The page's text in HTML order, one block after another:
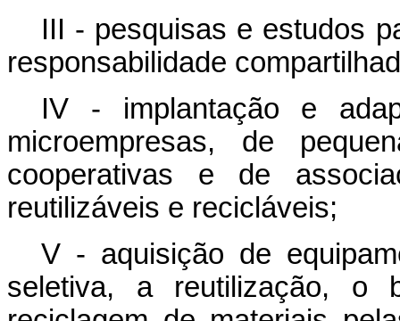
III - pesquisas e estudos
responsabilidade
IV - implantação e
microempresas, de
cooperativas e de
reutilizáveis e recicláveis;
V - aquisição de
seletiva, a reutilização, o